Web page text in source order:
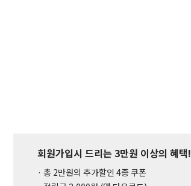
회원가입시 드리는 3만원 이상의 혜택!
· 총 2만원의 추가할인 4종 쿠폰